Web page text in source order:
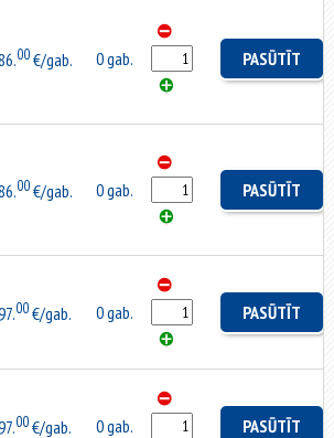
00€/gab. 0 gab. PASŪTĪT
00€/gab. 0 gab. PASŪTĪT
00€/gab. 0 gab. PASŪTĪT
00€/gab. 0 gab. PASŪTĪT